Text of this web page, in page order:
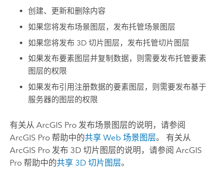
创建、更新和删除内容
如果您将发布场景图层，发布托管场景图层
如果您将发布 3D 切片图层，发布托管切片图层
如果发布要素图层并复制数据，则需要发布托管要素
图层的权限
如果发布引用注册数据的要素图层，则需要发布基于
服务器的图层的权限
有关从 ArcGIS Pro发布场景图层的说明，请参阅
ArcGIS Pro帮助中的共享 Web 场景图层。 有关从
ArcGIS Pro发布 3D 切片图层的说明，请参阅 ArcGIS
Pro帮助中的共享 3D 切片图层。